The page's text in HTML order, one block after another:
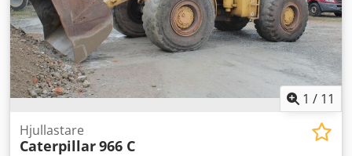
1 / 11
Hjullastare
Caterpillar966 C